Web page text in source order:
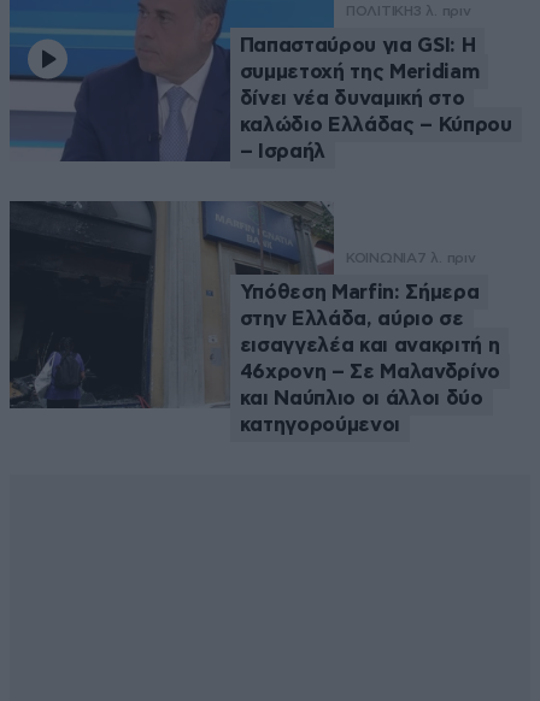
ΠΟΛΙΤΙΚΗ3 λ. πριν
Παπασταύρου για GSI: Η
συμμετοχή της Meridiam
δίνει νέα δυναμική στο
καλώδιο Ελλάδας – Κύπρου
– Ισραήλ
ΚΟΙΝΩΝΙΑ7 λ. πριν
Υπόθεση Marfin: Σήμερα
στην Ελλάδα, αύριο σε
εισαγγελέα και ανακριτή η
46χρονη – Σε Μαλανδρίνο
και Ναύπλιο οι άλλοι δύο
κατηγορούμενοι